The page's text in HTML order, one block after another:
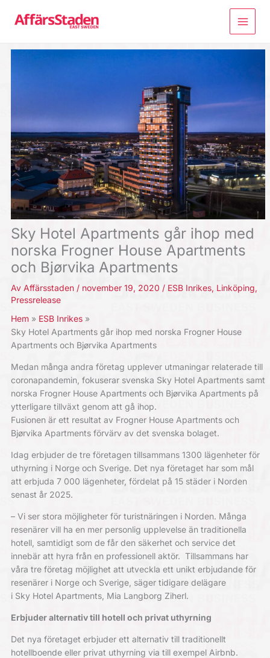
Sky Hotel Apartments går ihop med
norska Frogner House Apartments
och Bjørvika Apartments
Av Affärsstaden / november 19, 2020 / ESB Inrikes, Linköping,
Pressrelease
Hem
ESB Inrikes
Sky Hotel Apartments går ihop med norska Frogner House
Apartments och Bjørvika Apartments
Medan många andra företag upplever utmaningar relaterade till
coronapandemin, fokuserar svenska Sky Hotel Apartments samt
norska Frogner House Apartments och Bjørvika Apartments på
ytterligare tillväxt genom att gå ihop.
Fusionen är ett resultat av Frogner House Apartments och
Bjørvika Apartments förvärv av det svenska bolaget.
Idag erbjuder de tre företagen tillsammans 1300 lägenheter för
uthyrning i Norge och Sverige. Det nya företaget har som mål
att erbjuda 7 000 lägenheter, fördelat på 15 städer i Norden
senast år 2025.
– Vi ser stora möjligheter för turistnäringen i Norden. Många
resenärer vill ha en mer personlig upplevelse än traditionella
hotell, samtidigt som de får den säkerhet och service det
innebär att hyra från en professionell aktör. Tillsammans har
våra tre företag möjlighet att utveckla ett unikt erbjudande för
resenärer i Norge och Sverige, säger tidigare delägare
i Sky Hotel Apartments, Mia Langborg Ziherl.
Erbjuder alternativ till hotell och privat uthyrning
Det nya företaget erbjuder ett alternativ till traditionellt
hotellboende eller privat uthyrning via till exempel Airbnb.